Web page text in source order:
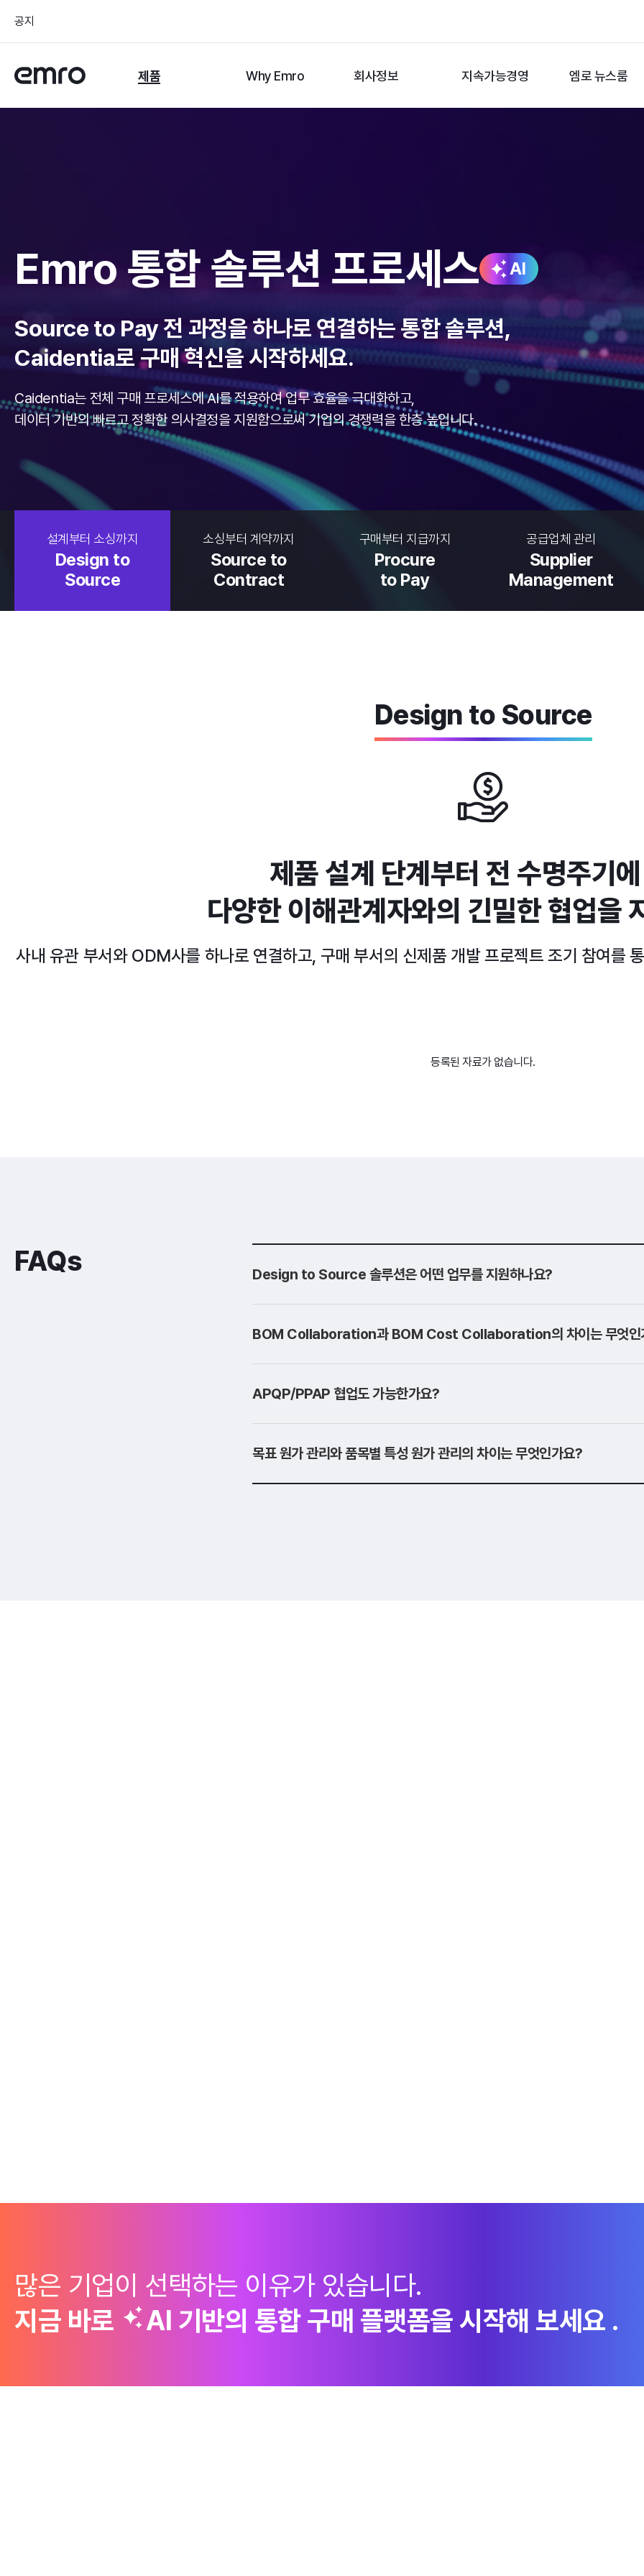
공지
제품 Why Emro 회사정보 지속가능경영 엠로 뉴스룸
Emro 통합 솔루션 프로세스 AI
Source to Pay 전 과정을 하나로 연결하는 통합 솔루션,
Caidentia로 구매 혁신을 시작하세요.
Caidentia는 전체 구매 프로세스에 AI를 적용하여 업무 효율을 극대화하고,
데이터 기반의 빠르고 정확한 의사결정을 지원함으로써 기업의 경쟁력을 한층 높입니다.
설계부터 소싱까지
Design to
Source
소싱부터 계약까지
Source to
Contract
구매부터 지급까지
Procure
to Pay
공급업체 관리
Supplier
Management
Design to Source
제품 설계 단계부터 전 수명주기
다양한 이해관계자와의 긴밀한 협업을
사내 유관 부서와 ODM사를 하나로 연결하고, 구매 부서의 신제품 개발 프로젝트 조기 참여를
등록된 자료가 없습니다.
FAQs Design to Source 솔루션은 어떤 업무를 지원하나요?
BOM Collaboration과 BOM Cost Collaboration의 차이는 무엇인
APQP/PPAP 협업도 가능한가요?
목표 원가 관리와 품목별 특성 원가 관리의 차이는 무엇인가요?
많은 기업이 선택하는 이유가 있습니다.
지금 바로
AI 기반의 통합 구매 플랫폼을 시작해 보세요 .